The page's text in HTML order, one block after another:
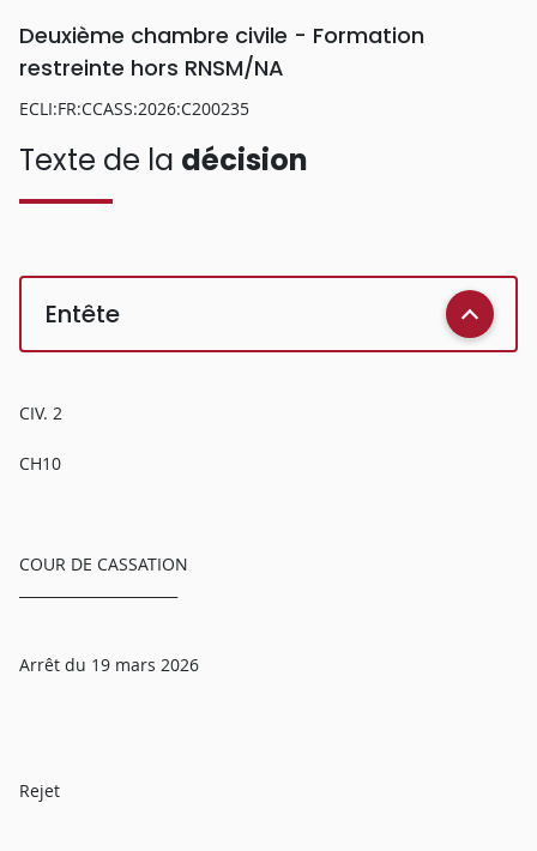
Deuxième chambre civile - Formation
restreinte hors RNSM/NA
ECLI:FR:CCASS:2026:C200235
Texte de la décision
Entête
CIV. 2
CH10
COUR DE CASSATION
Arrêt du 19 mars 2026
Rejet